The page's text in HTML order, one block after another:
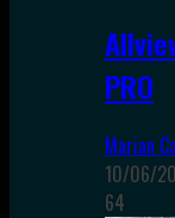
PRO
Marian
10/06/
64